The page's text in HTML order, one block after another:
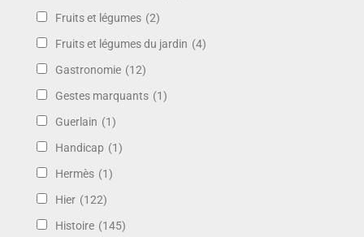
Fruits et légumes (2)
Fruits et légumes du jardin (4)
Gastronomie (12)
Gestes marquants (1)
Guerlain (1)
Handicap (1)
Hermès (1)
Hier (122)
Histoire (145)